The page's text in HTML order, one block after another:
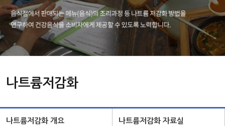
나트륨저감화
나트륨저감화 개요 나트륨저감화 자료실